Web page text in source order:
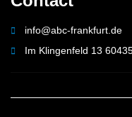
info@abc-frankfurt.de
Im Klingenfeld 13